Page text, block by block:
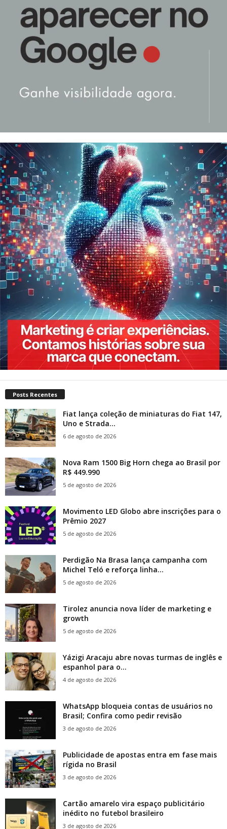
Posts Recentes
Fiat lança coleção de miniaturas do Fiat 147,
Uno e Strada...
6 de agosto de 2026
Nova Ram 1500 Big Horn chega ao Brasil por
R$ 449.990
5 de agosto de 2026
Movimento LED Globo abre inscrições para o
Prêmio 2027
5 de agosto de 2026
Perdigão Na Brasa lança campanha com
Michel Teló e reforça linha...
5 de agosto de 2026
Tirolez anuncia nova líder de marketing e
growth
5 de agosto de 2026
Yázigi Aracaju abre novas turmas de inglês e
espanhol para o...
4 de agosto de 2026
WhatsApp bloqueia contas de usuários no
Brasil; Confira como pedir revisão
3 de agosto de 2026
Publicidade de apostas entra em fase mais
rígida no Brasil
3 de agosto de 2026
Cartão amarelo vira espaço publicitário
inédito no futebol brasileiro
3 de agosto de 2026